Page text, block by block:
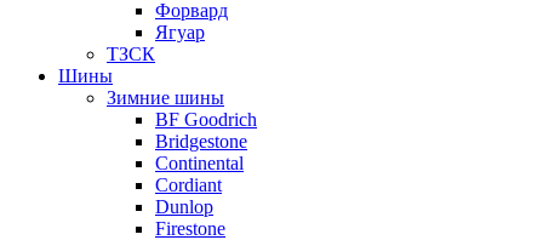
Форвард
Ягуар
ТЗСК
Шины
Зимние шины
BF Goodrich
Bridgestone
Continental
Cordiant
Dunlop
Firestone